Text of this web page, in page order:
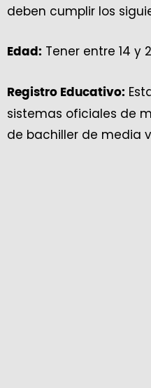
deben cumplir los
Edad: Tener entre 14 y
Registro Educativo:
sistemas oficiales de
de bachiller de media